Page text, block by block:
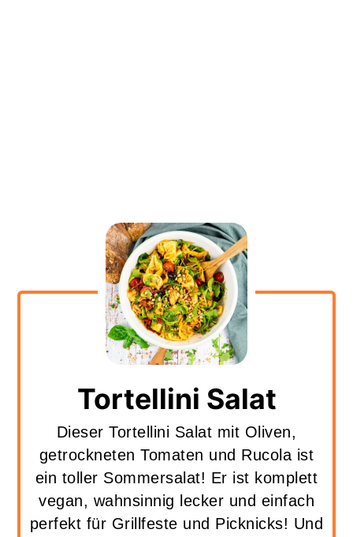
Tortellini Salat
Dieser Tortellini Salat mit Oliven,
getrockneten Tomaten und Rucola ist
ein toller Sommersalat! Er ist komplett
vegan, wahnsinnig lecker und einfach
perfekt für Grillfeste und Picknicks! Und